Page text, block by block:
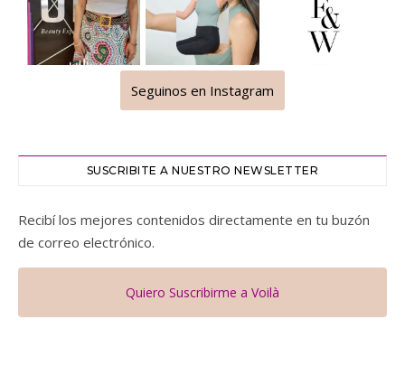
Seguinos en Instagram
SUSCRIBITE A NUESTRO NEWSLETTER
Recibí los mejores contenidos directamente en tu buzón
de correo electrónico.
Quiero Suscribirme a Voilà